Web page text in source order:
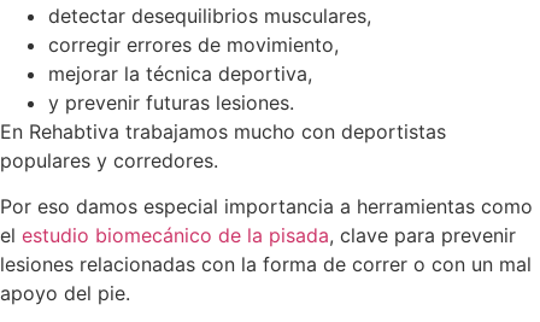
detectar desequilibrios musculares,
corregir errores de movimiento,
mejorar la técnica deportiva,
y prevenir futuras lesiones.
En Rehabtiva trabajamos mucho con deportistas
populares y corredores.
Por eso damos especial importancia a herramientas como
el estudio biomecánico de la pisada, clave para prevenir
lesiones relacionadas con la forma de correr o con un mal
apoyo del pie.